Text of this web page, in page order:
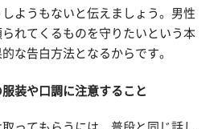
ようもないと伝えましょう。男性
れてくるものを守りたいという本
な告白方法となるからです。
装や口調に注意すること